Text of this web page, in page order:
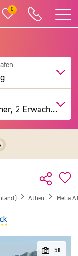
0
1 Zimmer, 2 Erwachsene
Athen Melia